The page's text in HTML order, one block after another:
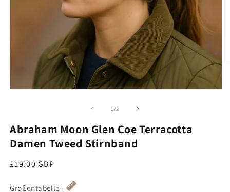
1 /von
2
Abraham Moon Glen Coe Terracotta
Damen Tweed Stirnband
Regulärer Preis
£19.00 GBP
Größentabelle -